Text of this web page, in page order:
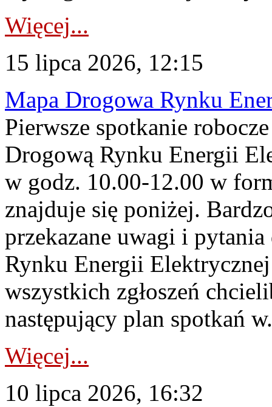
Więcej...
15 lipca 2026, 12:15
Mapa Drogowa Rynku
Pierwsze spotkanie
Drogową Rynku Energii
w godz. 10.00-12.00 w
znajduje się poniżej.
przekazane uwagi i
Rynku Energii
wszystkich zgłoszeń
następujący plan spotkań
Więcej...
10 lipca 2026, 16:32